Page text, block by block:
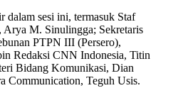
dalam sesi ini, termasuk Staf
M. Sinulingga; Sekretaris
PTPN III (Persero),
Redaksi CNN Indonesia, Titin
Bidang Komunikasi, Dian
Communication, Teguh Usis.